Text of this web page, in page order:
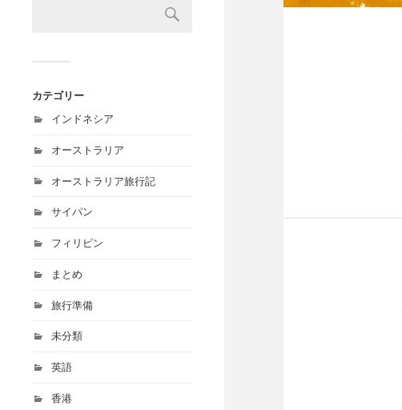
カテゴリー
インドネシア
オーストラリア
オーストラリア旅行記
サイパン
フィリピン
まとめ
旅行準備
未分類
英語
香港